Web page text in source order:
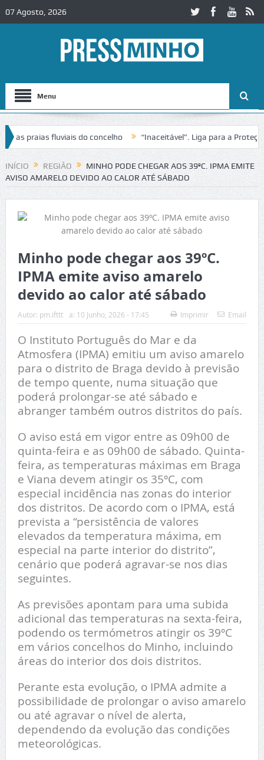
07 Agosto, 2026
Menu
praias fluviais do concelho “Inaceitável”. Liga para a Proteção da
de trânsito no IC2 em Alcobaça Igreja do Castelo de Cerveira
INÍCIO REGIÃO
MINHO PODE CHEGAR AOS 39ºC. IPMA EMITE
AVISO AMARELO DEVIDO AO CALOR ATÉ SÁBADO
Minho pode chegar aos 39ºC.
IPMA emite aviso amarelo
devido ao calor até sábado
Autor: pm.ifttt a: 10 Junho, 2026 - 17:45 Imprimir Email
O Instituto Português do Mar e da
Atmosfera (IPMA) emitiu um aviso amarelo
para o distrito de Braga devido à previsão
de tempo quente, numa situação que
poderá prolongar-se até sábado e
abranger também outros distritos do país.
O aviso está em vigor entre as 09h00 de
quinta-feira e as 09h00 de sábado. Quinta-
feira, as temperaturas máximas em Braga
e Viana devem atingir os 35ºC, com
especial incidência nas zonas do interior
dos distritos. De acordo com o IPMA, está
prevista a “persistência de valores
elevados da temperatura máxima, em
especial na parte interior do distrito”,
cenário que poderá agravar-se nos dias
seguintes.
As previsões apontam para uma subida
adicional das temperaturas na sexta-feira,
podendo os termómetros atingir os 39ºC
em vários concelhos do Minho, incluindo
áreas do interior dos dois distritos.
Perante esta evolução, o IPMA admite a
possibilidade de prolongar o aviso amarelo
ou até agravar o nível de alerta,
dependendo da evolução das condições
meteorológicas.